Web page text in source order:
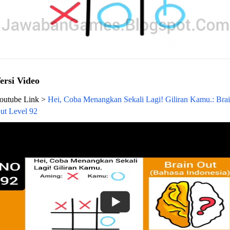
Video
Link > Hei, Coba Menangkan Sekali Lagi! Giliran Kamu.:
Level 92